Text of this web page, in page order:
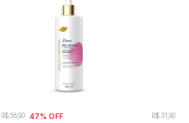
R$ 56,90 47% OFF R$ 31,90